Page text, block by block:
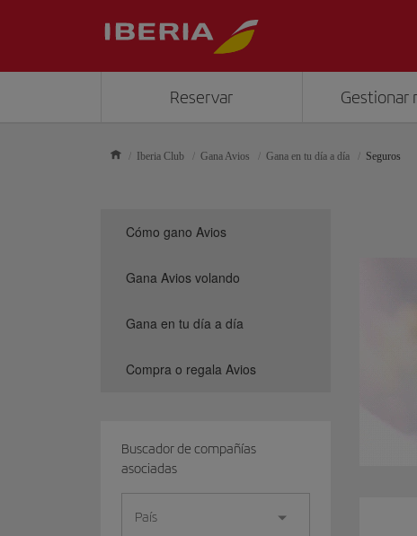
Reservar Gestionar
Iberia Club Gana Avios Gana en tu día a día Seguros
Cómo gano Avios
Gana Avios volando
Gana en tu día a día
Compra o regala Avios
Buscador de compañías
asociadas
País